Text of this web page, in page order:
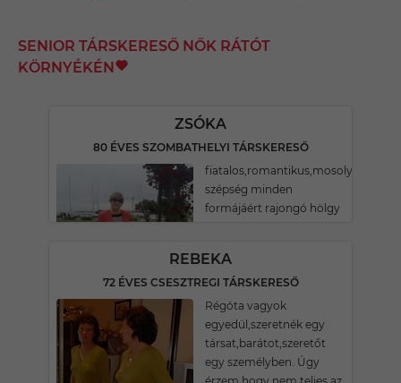
SENIOR TÁRSKERESŐ NŐK RÁTÓT
KÖRNYÉKÉN
ZSÓKA
80 ÉVES SZOMBATHELYI TÁRSKERESŐ
fiatalos,romantikus,mosolygós,a
szépség minden
formájáért rajongó hölgy
REBEKA
72 ÉVES CSESZTREGI TÁRSKERESŐ
Régóta vagyok
egyedül,szeretnék egy
társat,barátot,szeretőt
egy személyben. Úgy